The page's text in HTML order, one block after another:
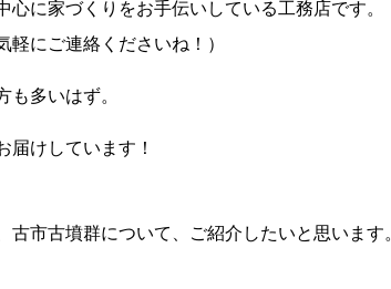
に家づくりをお手伝いしている工務店です。
にご連絡くださいね！）
多いはず。
けしています！
市古墳群について、ご紹介したいと思います。